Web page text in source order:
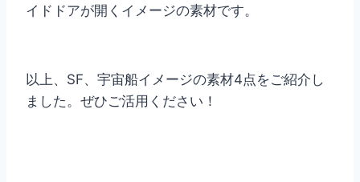
イドドアが開くイメージの素材です。
以上、SF、宇宙船イメージの素材4点をご紹介し
ました。ぜひご活用ください！